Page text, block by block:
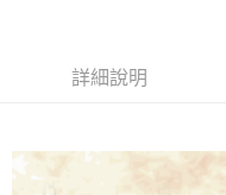
AFTEE先享後付是「在收到商
便利好安心！
３．安心：先確認商品／服務
ATM付款
全家付款取貨
詳細說明